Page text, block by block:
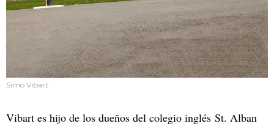
Simo Vibart
Vibart es hijo de los dueños del colegio inglés St. Alban